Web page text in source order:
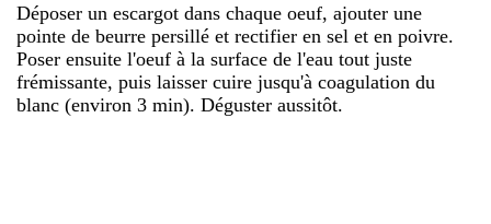
Déposer un escargot dans chaque oeuf, ajouter une
pointe de beurre persillé et rectifier en sel et en poivre.
Poser ensuite l'oeuf à la surface de l'eau tout juste
frémissante, puis laisser cuire jusqu'à coagulation du
blanc (environ 3 min). Déguster aussitôt.